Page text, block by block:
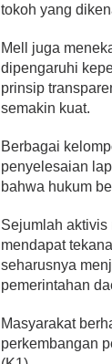
tokoh yang
Mell juga
dipengaruhi
prinsip
semakin kuat.
Berbagai
penyelesaian
bahwa hukum
Sejumlah aktivis
mendapat
seharusnya
pemerintahan
Masyarakat
perkembangan